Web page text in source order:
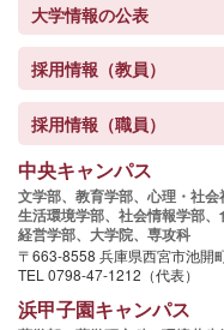
大学情報の公表
採用情報（教員）
採用情報（職員）
中央キャンパス
文学部、 教育学部、 心理・社会
生活環境学部、 社会情報学部、
経営学部、 大学院、 専攻科
〒663-8558 兵庫県西宮市池開
TEL 0798-47-1212（代表）
浜甲子園キャンパス